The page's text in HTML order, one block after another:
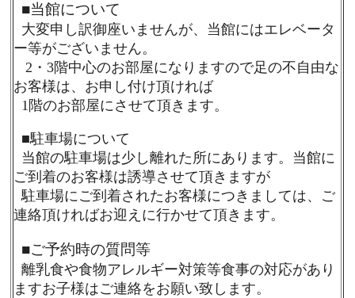
■当館について
大変申し訳御座いませんが、当館にはエレベータ
ー等がございません。
2・3階中心のお部屋になりますので足の不自由な
お客様は、お申し付け頂ければ
1階のお部屋にさせて頂きます。
■駐車場について
当館の駐車場は少し離れた所にあります。当館に
ご到着のお客様は誘導させて頂きますが
駐車場にご到着されたお客様につきましては、ご
連絡頂ければお迎えに行かせて頂きます。
■ご予約時の質問等
離乳食や食物アレルギー対策等食事の対応があり
ますお子様はご連絡をお願い致します。